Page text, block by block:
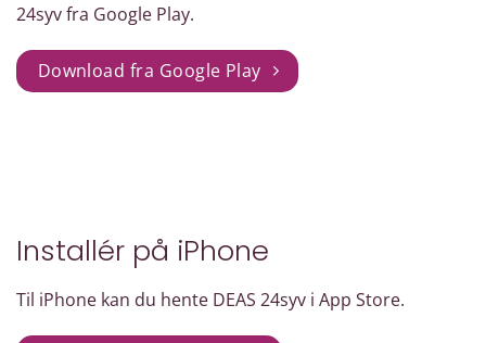
24syv fra Google Play.
Download fra Google Play
Installér på iPhone
Til iPhone kan du hente DEAS 24syv i App Store.